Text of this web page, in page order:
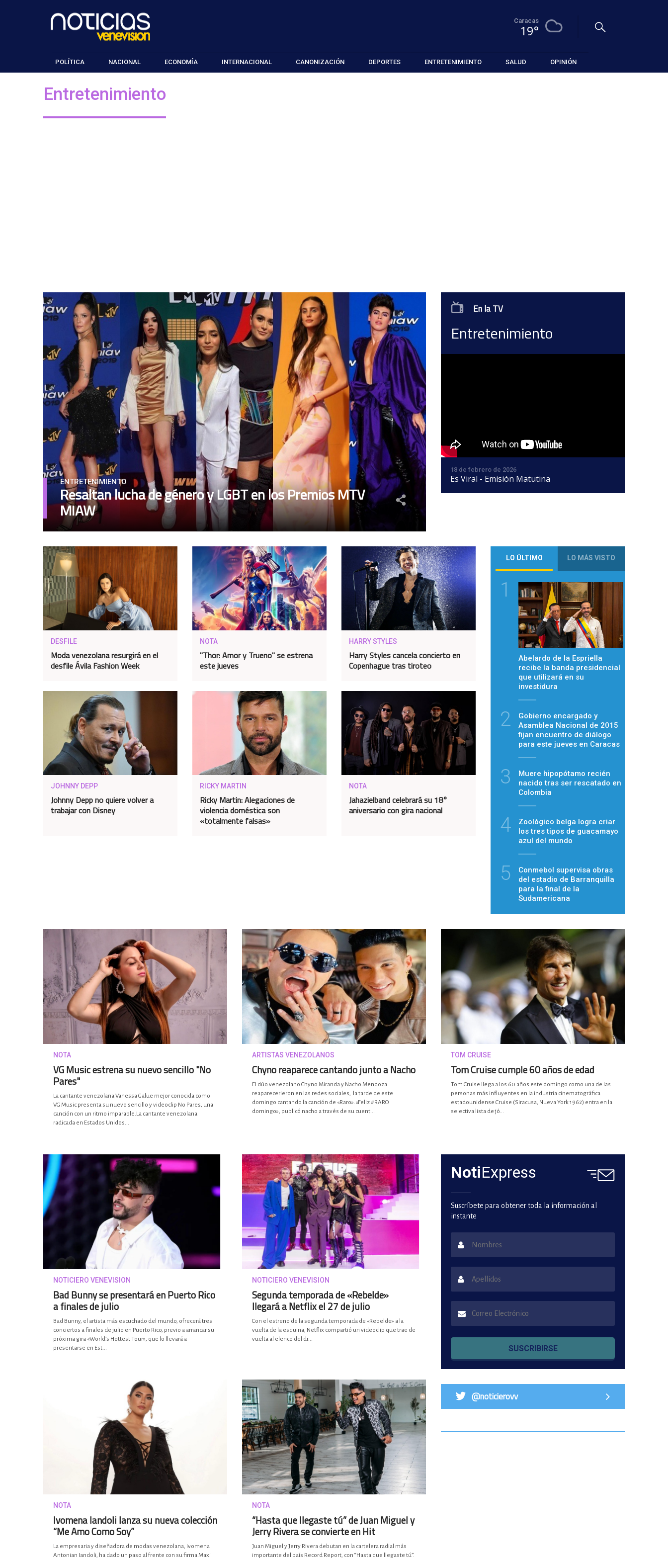
Caracas
19°
POLÍTICA NACIONAL ECONOMÍA INTERNACIONAL CANONIZACIÓN DEPORTES ENTRETENIMIENTO SALUD OPINIÓN
Entretenimiento
ENTRETENIMIENTO
Resaltan lucha de género y LGBT en los Premios MTV
MIAW
En la TV
Entretenimiento
18 de febrero de 2026
Es Viral - Emisión Matutina
DESFILE
Moda venezolana resurgirá en el
desfile Ávila Fashion Week
NOTA
"Thor: Amor y Trueno" se estrena
este jueves
HARRY STYLES
Harry Styles cancela concierto en
Copenhague tras tiroteo
JOHNNY DEPP
Johnny Depp no quiere volver a
trabajar con Disney
RICKY MARTIN
Ricky Martin: Alegaciones de
violencia doméstica son
«totalmente falsas»
NOTA
Jahazielband celebrará su 18°
aniversario con gira nacional
LO ÚLTIMO LO MÁS VISTO
1
Abelardo de la Espriella
recibe la banda presidencial
que utilizará en su
investidura
2
Gobierno encargado y
Asamblea Nacional de 2015
fijan encuentro de diálogo
para este jueves en Caracas
3
Muere hipopótamo recién
nacido tras ser rescatado en
Colombia
4
Zoológico belga logra criar
los tres tipos de guacamayo
azul del mundo
5
Conmebol supervisa obras
del estadio de Barranquilla
para la final de la
Sudamericana
NOTA
VG Music estrena su nuevo sencillo "No
Pares"
La cantante venezolana Vanessa Galue mejor conocida como
VG Music presenta su nuevo sencillo y videoclip No Pares, una
canción con un ritmo imparable.La cantante venezolana
radicada en Estados Unidos...
ARTISTAS VENEZOLANOS
Chyno reaparece cantando junto a Nacho
El dúo venezolano Chyno Miranda y Nacho Mendoza
reaparecerieron en las redes sociales, la tarde de este
domingo cantando la canción de «Raro».«Feliz #RARO
domingo», publicó nacho a través de su cuent...
TOM CRUISE
Tom Cruise cumple 60 años de edad
Tom Cruise llega a los 60 años este domingo como una de las
personas más influyentes en la industria cinematográfica
estadounidense.Cruise (Siracusa, Nueva York 1962) entra en la
selectiva lista de jó...
NOTICIERO VENEVISION
Bad Bunny se presentará en Puerto Rico
a finales de julio
Bad Bunny, el artista más escuchado del mundo, ofrecerá tres
conciertos a finales de julio en Puerto Rico, previo a arrancar su
próxima gira «World’s Hottest Tour», que lo llevará a
presentarse en Est...
NOTICIERO VENEVISION
Segunda temporada de «Rebelde»
llegará a Netflix el 27 de julio
Con el estreno de la segunda temporada de «Rebelde» a la
vuelta de la esquina, Netflix compartió un videoclip que trae de
vuelta al elenco del dr...
NOTA
Ivomena Iandoli lanza su nueva colección
“Me Amo Como Soy”
La empresaria y diseñadora de modas venezolana, Ivomena
Antonian Iandoli, ha dado un paso al frente con su firma Maxi
NOTA
“Hasta que llegaste tú” de Juan Miguel y
Jerry Rivera se convierte en Hit
Juan Miguel y Jerry Rivera debutan en la cartelera radial más
importante del país Record Report, con “Hasta que llegaste tú”.
NotiExpress
Suscríbete para obtener toda la información al
instante
SUSCRIBIRSE
@noticierovv